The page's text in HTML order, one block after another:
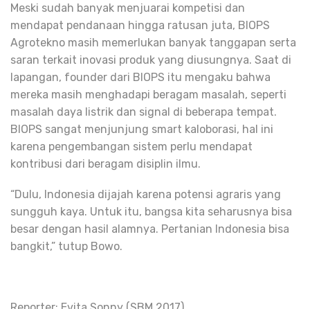
Meski sudah banyak menjuarai kompetisi dan
mendapat pendanaan hingga ratusan juta, BIOPS
Agrotekno masih memerlukan banyak tanggapan serta
saran terkait inovasi produk yang diusungnya. Saat di
lapangan, founder dari BIOPS itu mengaku bahwa
mereka masih menghadapi beragam masalah, seperti
masalah daya listrik dan signal di beberapa tempat.
BIOPS sangat menjunjung smart kaloborasi, hal ini
karena pengembangan sistem perlu mendapat
kontribusi dari beragam disiplin ilmu.
“Dulu, Indonesia dijajah karena potensi agraris yang
sungguh kaya. Untuk itu, bangsa kita seharusnya bisa
besar dengan hasil alamnya. Pertanian Indonesia bisa
bangkit,” tutup Bowo.